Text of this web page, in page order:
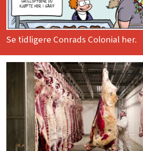
Se tidligere Conrads Colonial her.